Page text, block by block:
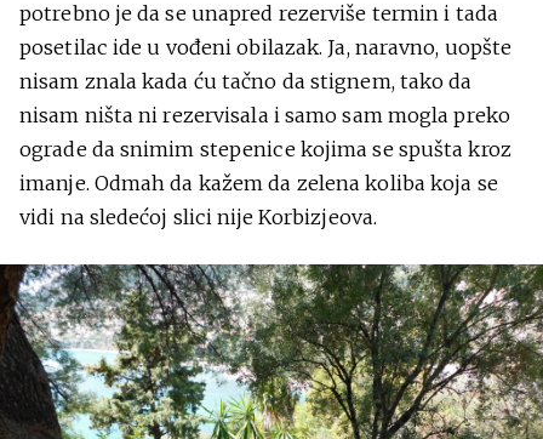
potrebno je da se unapred rezerviše termin i tada
posetilac ide u vođeni obilazak. Ja, naravno, uopšte
nisam znala kada ću tačno da stignem, tako da
nisam ništa ni rezervisala i samo sam mogla preko
ograde da snimim stepenice kojima se spušta kroz
imanje. Odmah da kažem da zelena koliba koja se
vidi na sledećoj slici nije Korbizjeova.